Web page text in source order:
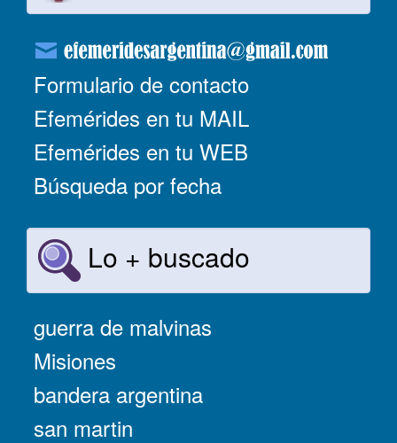
Formulario de contacto
Efemérides en tu MAIL
Efemérides en tu WEB
Búsqueda por fecha
Lo + buscado
guerra de malvinas
Misiones
bandera argentina
san martin